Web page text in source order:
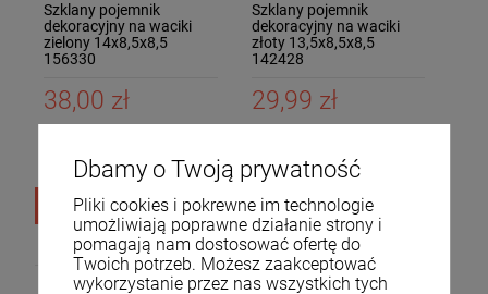
Szklany pojemnik
dekoracyjny na waciki
zielony 14x8,5x8,5
156330
38,00 zł
zamówienie)
DO KOSZYKA
Szklany pojemnik
dekoracyjny na waciki
złoty 13,5x8,5x8,5
142428
29,99 zł
zamówienie)
DO KOSZYKA
Dbamy o Twoją prywatność
Pliki cookies i pokrewne im technologie
umożliwiają poprawne działanie strony i
pomagają nam dostosować ofertę do
Twoich potrzeb. Możesz zaakceptować
wykorzystanie przez nas wszystkich tych